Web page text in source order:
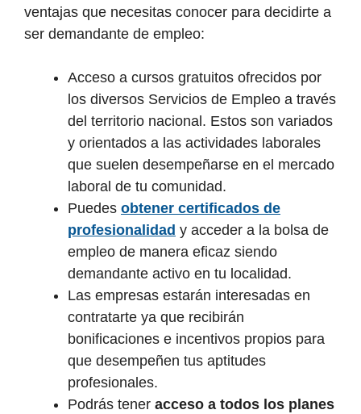
ventajas que necesitas conocer para decidirte a
ser demandante de empleo:
Acceso a cursos gratuitos ofrecidos por
los diversos Servicios de Empleo a través
del territorio nacional. Estos son variados
y orientados a las actividades laborales
que suelen desempeñarse en el mercado
laboral de tu comunidad.
Puedes obtener certificados de
profesionalidad y acceder a la bolsa de
empleo de manera eficaz siendo
demandante activo en tu localidad.
Las empresas estarán interesadas en
contratarte ya que recibirán
bonificaciones e incentivos propios para
que desempeñen tus aptitudes
profesionales.
Podrás tener acceso a todos los planes